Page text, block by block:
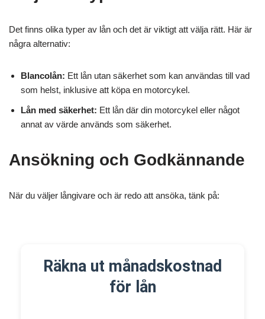
Det finns olika typer av lån och det är viktigt att välja rätt. Här är
några alternativ:
Blancolån: Ett lån utan säkerhet som kan användas till vad
som helst, inklusive att köpa en motorcykel.
Lån med säkerhet: Ett lån där din motorcykel eller något
annat av värde används som säkerhet.
Ansökning och Godkännande
När du väljer långivare och är redo att ansöka, tänk på:
Räkna ut månadskostnad
för lån